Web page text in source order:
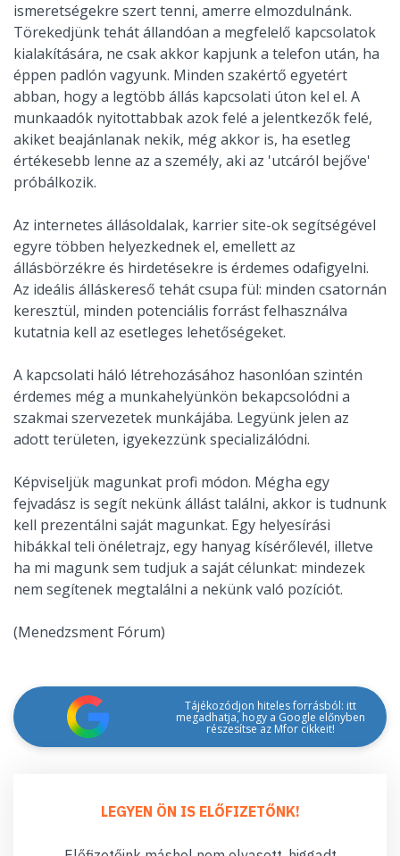
ismeretségekre szert tenni, amerre elmozdulnánk.
Törekedjünk tehát állandóan a megfelelő kapcsolatok
kialakítására, ne csak akkor kapjunk a telefon után, ha
éppen padlón vagyunk. Minden szakértő egyetért
abban, hogy a legtöbb állás kapcsolati úton kel el. A
munkaadók nyitottabbak azok felé a jelentkezők felé,
akiket beajánlanak nekik, még akkor is, ha esetleg
értékesebb lenne az a személy, aki az 'utcáról bejőve'
próbálkozik.
Az internetes állásoldalak, karrier site-ok segítségével
egyre többen helyezkednek el, emellett az
állásbörzékre és hirdetésekre is érdemes odafigyelni.
Az ideális álláskereső tehát csupa fül: minden csatornán
keresztül, minden potenciális forrást felhasználva
kutatnia kell az esetleges lehetőségeket.
A kapcsolati háló létrehozásához hasonlóan szintén
érdemes még a munkahelyünkön bekapcsolódni a
szakmai szervezetek munkájába. Legyünk jelen az
adott területen, igyekezzünk specializálódni.
Képviseljük magunkat profi módon. Mégha egy
fejvadász is segít nekünk állást találni, akkor is tudnunk
kell prezentálni saját magunkat. Egy helyesírási
hibákkal teli önéletrajz, egy hanyag kísérőlevél, illetve
ha mi magunk sem tudjuk a saját célunkat: mindezek
nem segítenek megtalálni a nekünk való pozíciót.
(Menedzsment Fórum)
Tájékozódjon hiteles forrásból: itt
megadhatja, hogy a Google előnyben
részesítse az Mfor cikkeit!
LEGYEN ÖN IS ELŐFIZETŐNK!